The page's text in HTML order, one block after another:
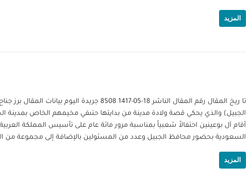
المزيد
تا ريخ المقال رقم المقال الناشر 18-05-1417 8508 جريدة اليوم بيانات المقال
الجبيل) والذي يحكي قصة ولادة مدينة من بدايتها حتىفي مخيمهم الخاص بمدينة
أقام آل بوعينين احتفالاً شعبياً بمناسبة مرور مائة عام على تأسيس المملكة العربية
السعودية بحضور محافظ الجبيل وعدد من المسئولين بالإضافة إلى مجموعة من
المزيد